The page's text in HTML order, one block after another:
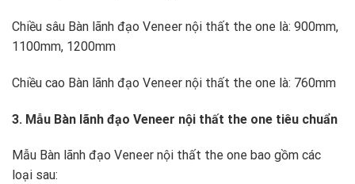
Chiều sâu Bàn lãnh đạo Veneer nội thất the one là: 900mm,
1100mm, 1200mm
Chiều cao Bàn lãnh đạo Veneer nội thất the one là: 760mm
3. Mẫu Bàn lãnh đạo Veneer nội thất the one tiêu chuẩn
Mẫu Bàn lãnh đạo Veneer nội thất the one bao gồm các
loại sau: